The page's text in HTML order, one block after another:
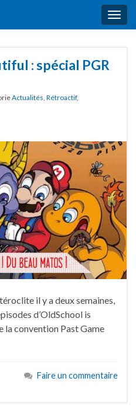
: spécial PGR
Actualités, Rétroactif,
il y a deux semaines,
d’OldSchool is
la convention Past Game
Faire un commentaire